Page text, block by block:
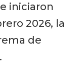
iniciaron
2026, la
de